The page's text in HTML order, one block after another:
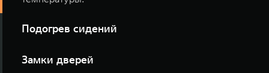
Подогрев сидений
мест голосом, ещё до выхода из дома.
Замки дверей